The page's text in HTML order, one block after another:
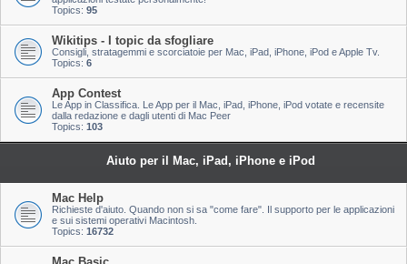
Topics: 95
Wikitips - I topic da sfogliare
Consigli, stratagemmi e scorciatoie per Mac, iPad, iPhone, iPod e Apple Tv.
Topics: 6
App Contest
Le App in Classifica. Le App per il Mac, iPad, iPhone, iPod votate e recensite
dalla redazione e dagli utenti di Mac Peer
Topics: 103
Aiuto per il Mac, iPad, iPhone e iPod
Mac Help
Richieste d'aiuto. Quando non si sa "come fare". Il supporto per le applicazioni
e sui sistemi operativi Macintosh.
Topics: 16732